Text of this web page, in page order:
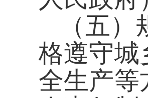
（五
格遵守城
全生产等